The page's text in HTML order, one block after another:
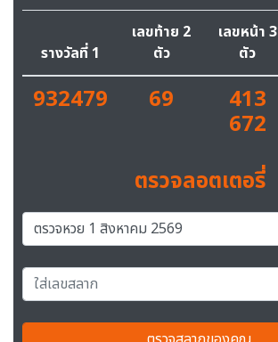
รางวัลที่ 1
เลขท้าย 2
ตัว
เลขหน้า 3
ตัว
932479 69 413
672
ตรวจลอตเตอรี่